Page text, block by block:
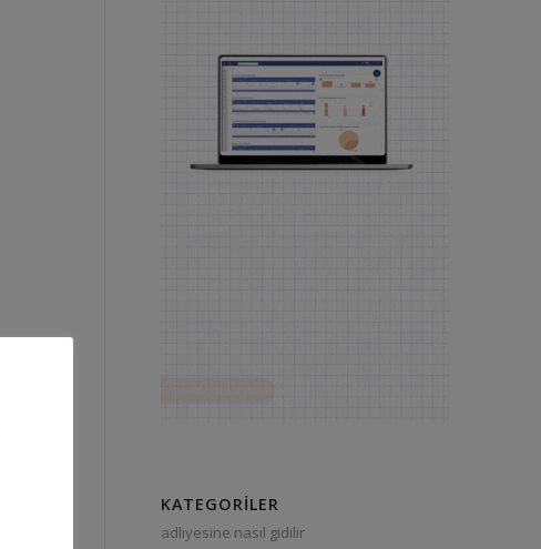
KATEGORILER
adliyesine nasıl gidilir